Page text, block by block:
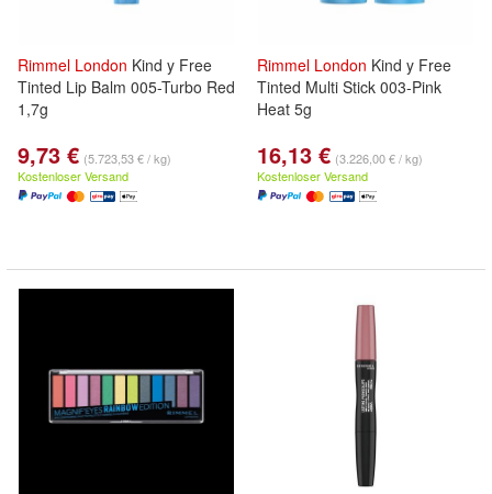
Rimmel London Kind y Free
Tinted Lip Balm 005-Turbo Red
1,7g
9,73 € (5.723,53 € / kg)
Kostenloser Versand
Rimmel London Kind y Free
Tinted Multi Stick 003-Pink
Heat 5g
16,13 € (3.226,00 € / kg)
Kostenloser Versand